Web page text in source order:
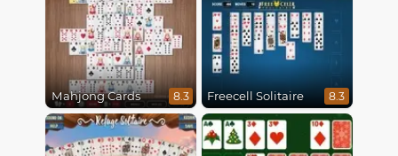
Mahjong Cards 8.3 Freecell Solitaire 8.3